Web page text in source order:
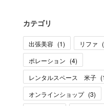
カテゴリ
出張美容 (1) リファ (
ポレーション (4)
レンタルスペース 米子 (
オンラインショップ (3)